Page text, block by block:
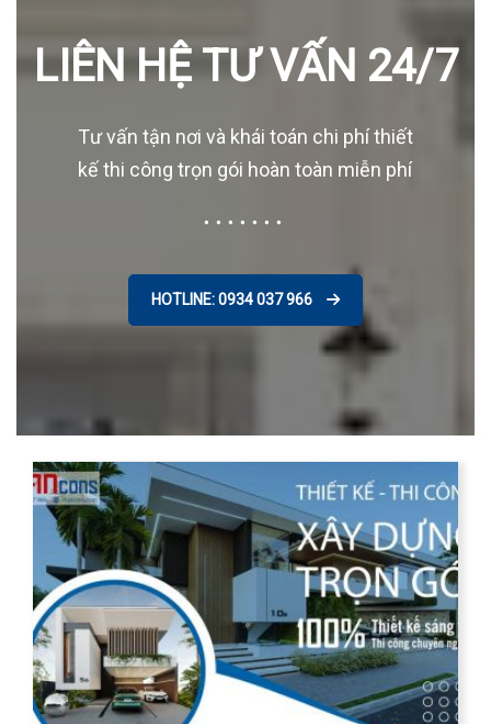
LIÊN HỆ TƯ VẤN 24/7
Tư vấn tận nơi và khái toán chi phí thiết
kế thi công trọn gói hoàn toàn miễn phí
HOTLINE: 0934 037 966